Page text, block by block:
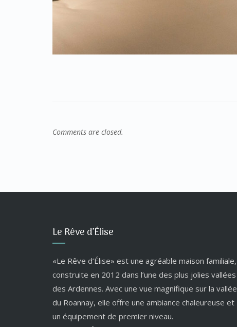
Comments are closed.
Le Rêve d’Élise
«Le Rêve d’Élise» est une agréable maison familiale,
construite en 2012 dans l’une des plus jolies vallées
des Ardennes. Avec une vue magnifique sur la vallée
du Roannay, elle offre une ambiance chaleureuse et
un équipement de premier niveau.